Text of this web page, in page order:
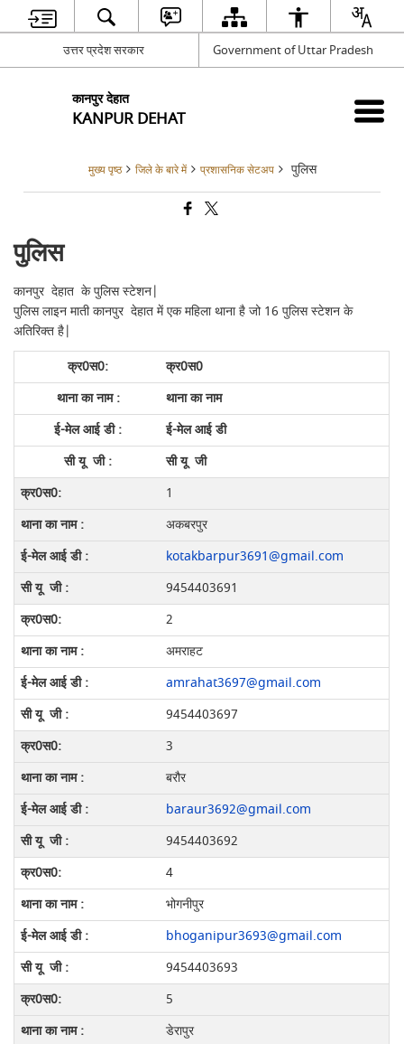
उत्तर प्रदेश सरकार Government of Uttar Pradesh
कानपुर देहात
KANPUR DEHAT
मुख्य पृष्ठ जिले के बारे में प्रशासनिक सेटअप पुलिस
पुलिस
कानपुर देहात के पुलिस स्टेशन|
पुलिस लाइन माती कानपुर देहात में एक महिला थाना है जो 16 पुलिस स्टेशन के
अतिरिक्त है|
क्र0स0
थाना का नाम
ई-मेल आई डी
सी यू जी
1
अकबरपुर
kotakbarpur3691@gmail.com
9454403691
2
अमराहट
amrahat3697@gmail.com
9454403697
3
बरौर
baraur3692@gmail.com
9454403692
4
भोगनीपुर
bhoganipur3693@gmail.com
9454403693
5
डेरापुर